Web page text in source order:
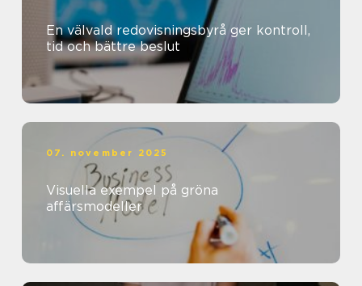
En välvald redovisningsbyrå ger kontroll,
tid och bättre beslut
07. november 2025
Visuella exempel på gröna
affärsmodeller